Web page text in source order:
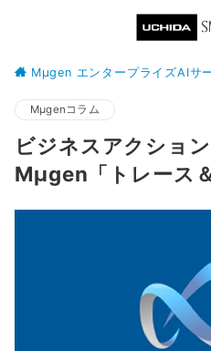
Mµgen エンタープライズAIサ
Mμgenコラム
ビジネスアクショ
Mμgen「トレース